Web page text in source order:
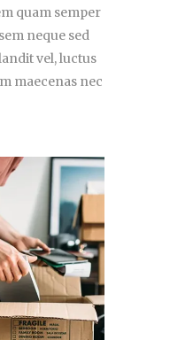
quam semper
neque sed
vel, luctus
maecenas nec